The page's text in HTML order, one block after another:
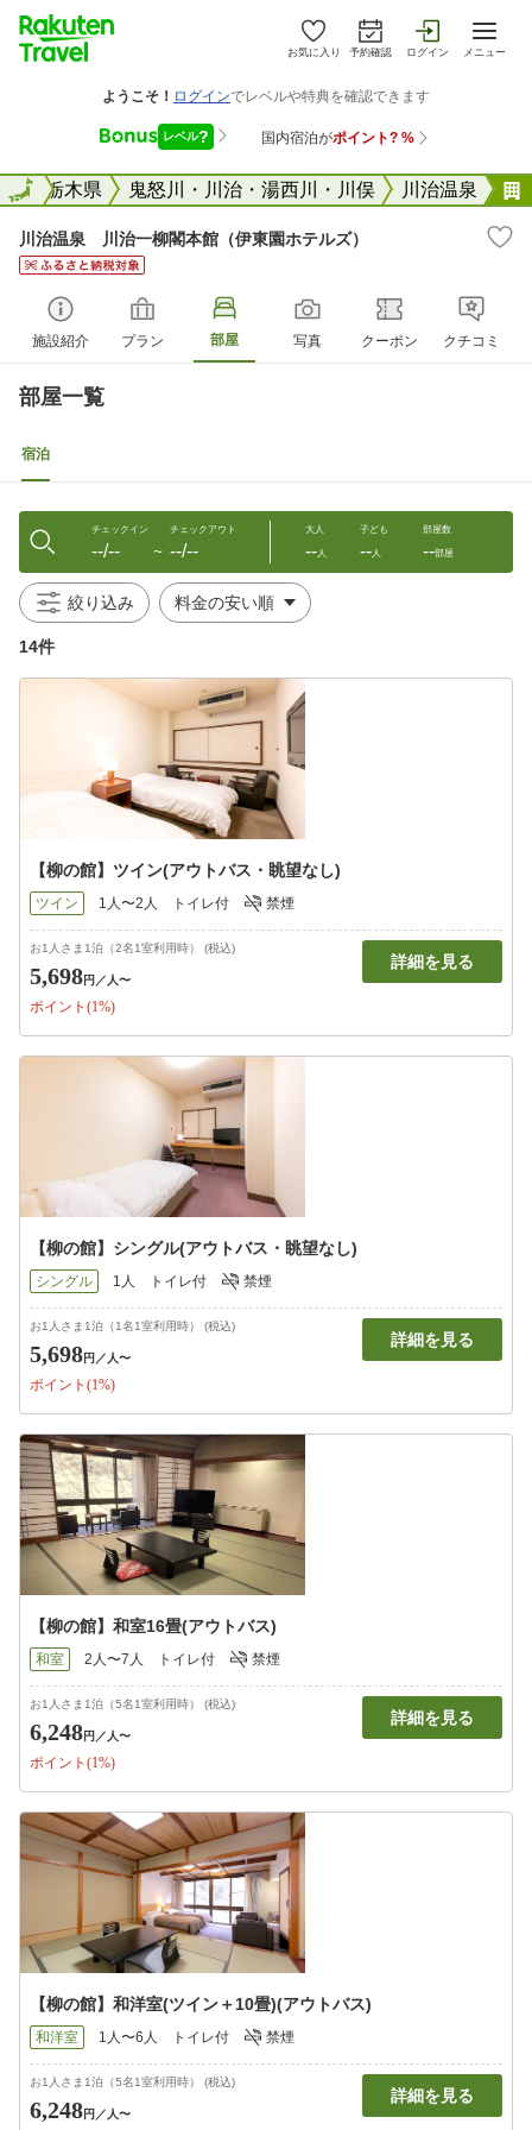
お気に入り 予約確認 ログイン メニュー
全国栃木県 鬼怒川・川治・湯西川・川俣 川治温泉
全国
川治温泉 川治一柳閣本館（伊東園ホテルズ）
施設紹介 プラン 部屋 写真 クーポン クチコミ
部屋一覧
宿泊
チェックイン
--/-- 〜
チェックアウト
--/--
大人
--人
子ども
--人
部屋数
--部屋
絞り込み
14件
【柳の館】ツイン(アウトバス・眺望なし)
ツイン 1人〜2人 トイレ付 禁煙
お1人さま1泊（2名1室利用時） (税込)
5,698円 ／人〜
ポイント(1%)
詳細を見る
【柳の館】シングル(アウトバス・眺望なし)
シングル 1人 トイレ付 禁煙
お1人さま1泊（1名1室利用時） (税込)
5,698円 ／人〜
ポイント(1%)
詳細を見る
【柳の館】和室16畳(アウトバス)
和室 2人〜7人 トイレ付 禁煙
お1人さま1泊（5名1室利用時） (税込)
6,248円 ／人〜
ポイント(1%)
詳細を見る
【柳の館】和洋室(ツイン＋10畳)(アウトバス)
和洋室 1人〜6人 トイレ付 禁煙
お1人さま1泊（5名1室利用時） (税込)
6,248円 ／人〜
詳細を見る